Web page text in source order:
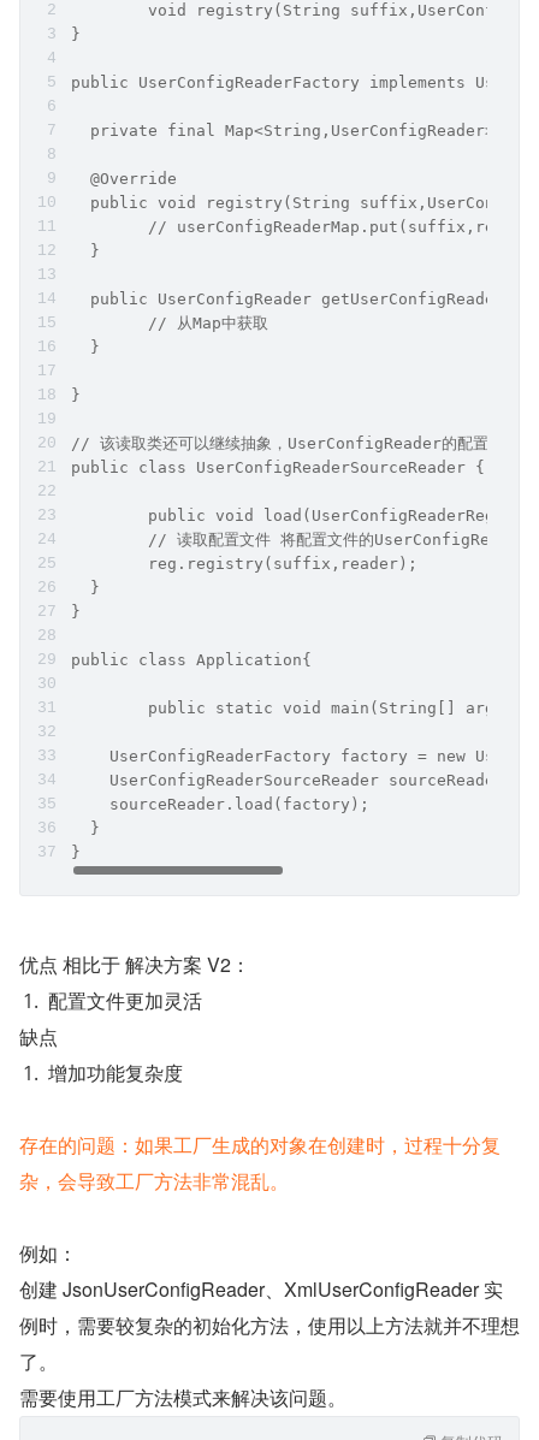
void registry(String
}
public UserConfigReaderFactory implements
private final Map<String,UserConfigReader>
  @Override
public void registry(String
  }
public UserConfigReader
  	// 从Map中获取
  }
}
// 该读取类还可以继续抽象，UserConfigReader的配置方式
public class UserConfigReaderSourceReader {
public void
// 读取配置文件 将配置文件的
  	reg.registry(suffix,reader);
  }
}
public class Application{
	public static void main(String[] args){
UserConfigReaderFactory factory = new
UserConfigReaderSourceReader sourceReader =
    sourceReader.load(factory);
  }
}
优点 相比于 解决方案 V2：
配置文件更加灵活
缺点
增加功能复杂度
存在的问题：如果工厂生成的对象在创建时，过程十分复
杂，会导致工厂方法非常混乱。
例如：
创建 JsonUserConfigReader、XmlUserConfigReader 实
例时，需要较复杂的初始化方法，使用以上方法就并不理想
了。
需要使用工厂方法模式来解决该问题。